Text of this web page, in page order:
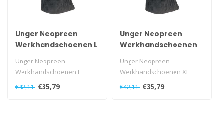
Unger Neopreen
Werkhandschoenen L
Unger Neopreen
Werkhandschoenen L
€42,11 €35,79
Unger Neopreen
Werkhandschoenen
Unger Neopreen
Werkhandschoenen XL
€42,11 €35,79